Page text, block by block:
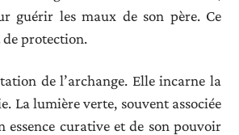
guérir les maux de son père. Ce
de protection.
de l’archange. Elle incarne la
La lumière verte, souvent associée
essence curative et de son pouvoir